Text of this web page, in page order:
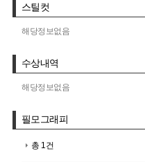
스틸컷
해당정보없음
수상내역
해당정보없음
필모그래피
총 1건